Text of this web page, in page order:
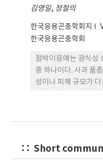
하고, 향후 우리나라
김영일, 정철의
한국응용곤충학회지
한국응용곤충학회
점박이응애는 광식성
중 하나이다. 사과 품
성이나 피해 규모가
선호성, 발육속도, 그
가장 길었다. 암컷 성
Short